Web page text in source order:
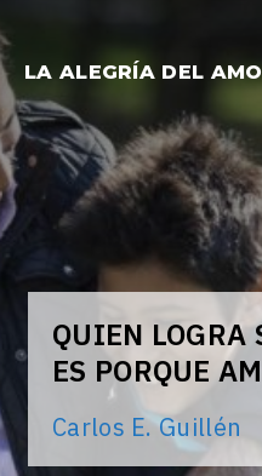
al
contenido
LA ALEGRÍA DEL
QUIEN LOGRA
ES PORQUE
Carlos E. Guillén